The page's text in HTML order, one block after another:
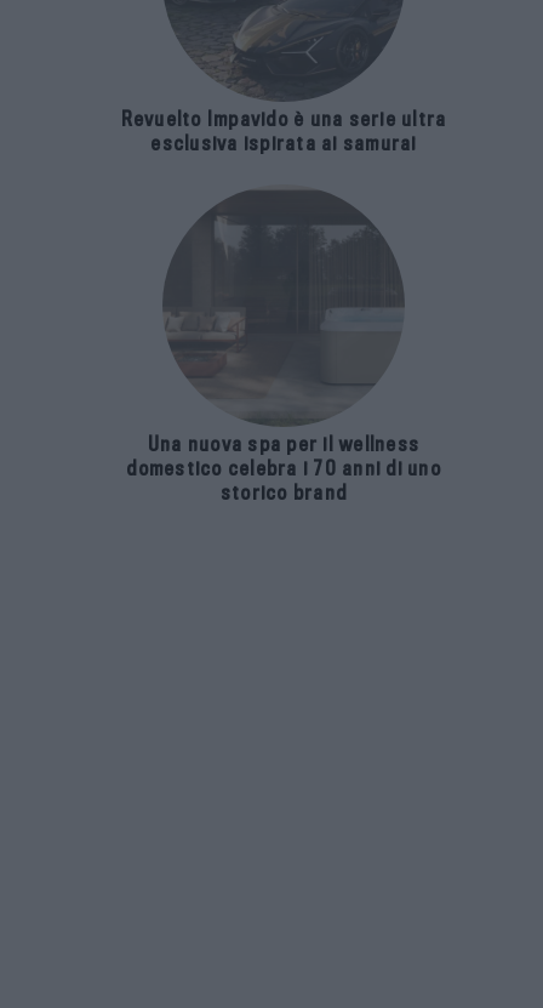
Revuelto Impavido è una serie ultra
esclusiva ispirata ai samurai
Una nuova spa per il wellness
domestico celebra i 70 anni di uno
storico brand